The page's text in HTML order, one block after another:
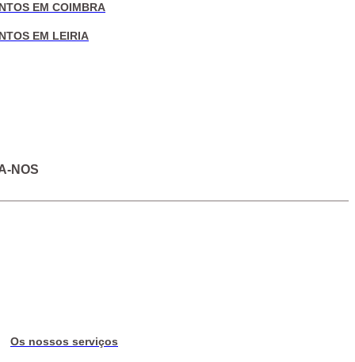
EM COIMBRA
EM LEIRIA
NOS
Os nossos serviços